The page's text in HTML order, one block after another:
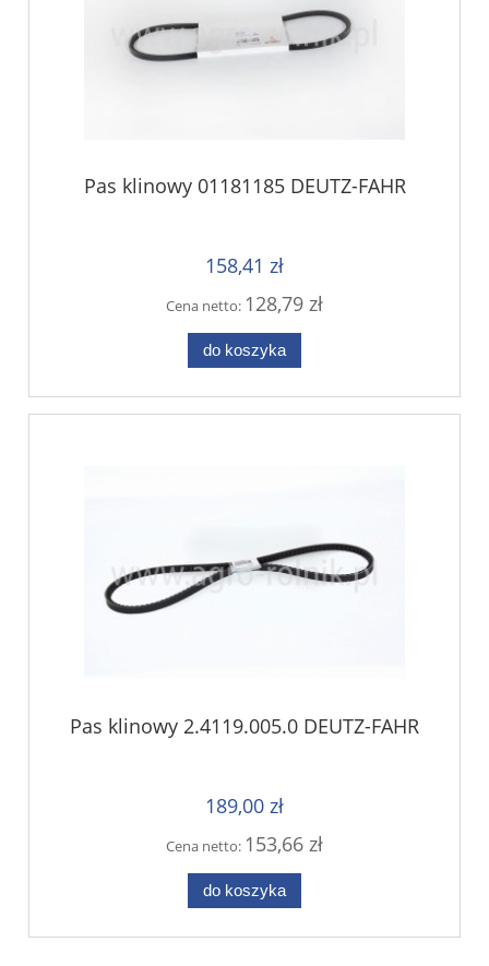
Pas klinowy 01181185 DEUTZ-FAHR
158,41 zł
Cena netto: 128,79 zł
do koszyka
Pas klinowy 2.4119.005.0 DEUTZ-FAHR
189,00 zł
Cena netto: 153,66 zł
do koszyka